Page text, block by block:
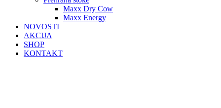
Maxx Dry Cow
Maxx Energy
NOVOSTI
AKCIJA
SHOP
KONTAKT